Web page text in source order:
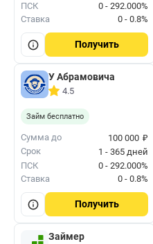
ПСК
0 - 292.000%
Ставка
0 - 0.8%
Получить
У Абрамовича
4.5
Займ бесплатно
Сумма до 100 000 ₽
Срок
1 - 365 дней
ПСК
0 - 292.000%
Ставка
0 - 0.8%
Получить
Займер